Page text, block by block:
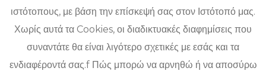
ιστότοπους, με βάση την επίσκεψή σας στον Ιστότοπό μας.
Χωρίς αυτά τα Cookies, οι διαδικτυακές διαφημίσεις που
συναντάτε θα είναι λιγότερο σχετικές με εσάς και τα
ενδιαφέροντά σας.f Πώς μπορώ να αρνηθώ ή να αποσύρω